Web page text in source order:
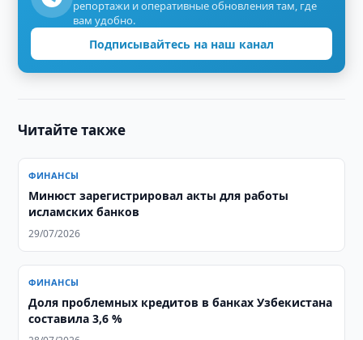
репортажи и оперативные обновления там, где
вам удобно.
Подписывайтесь на наш канал
Читайте также
ФИНАНСЫ
Минюст зарегистрировал акты для работы
исламских банков
29/07/2026
ФИНАНСЫ
Доля проблемных кредитов в банках Узбекистана
составила 3,6 %